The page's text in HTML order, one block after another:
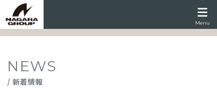
Menu
NEWS
/ 新着情報